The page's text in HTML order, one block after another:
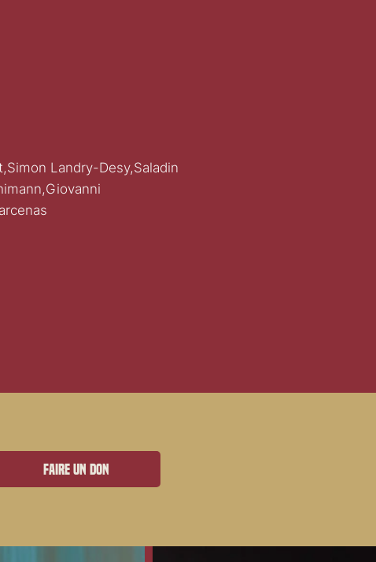
Landry-Desy,Saladin
Faire un don